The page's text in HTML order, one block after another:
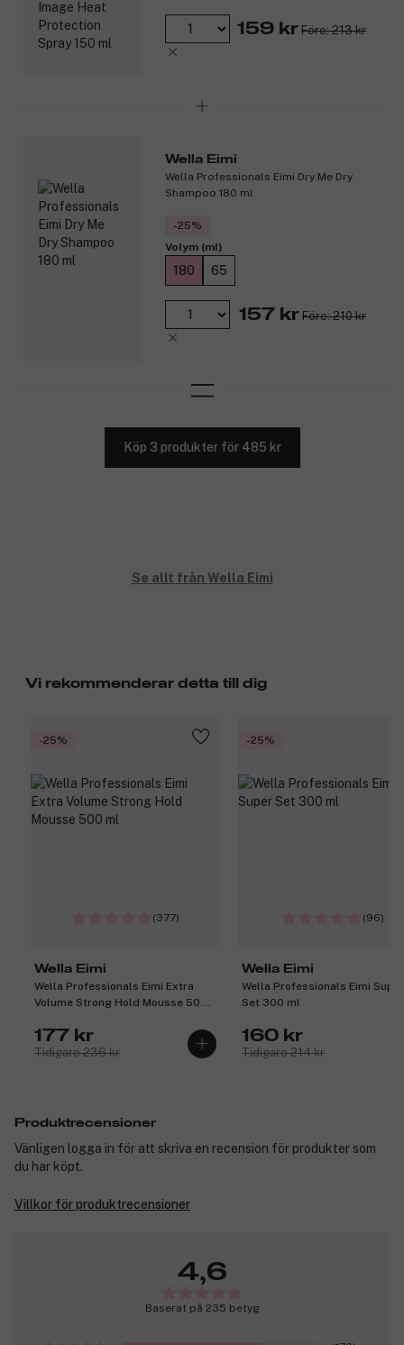
159 kr Före: 213 kr
Wella Eimi
Wella Professionals Eimi Dry Me Dry
Shampoo 180 ml
-25%
Volym (ml)
180 65
157 kr Före: 210 kr
Köp 3 produkter för 485 kr
Se allt från Wella Eimi
Vi rekommenderar detta till dig
-25%
(377)
Wella Eimi
Wella Professionals Eimi Extra
Volume Strong Hold Mousse 500
177 kr
Tidigare 236 kr
-25%
(96)
Wella Eimi
Wella Professionals Eimi Super
Set 300 ml
160 kr
Tidigare 214 kr
Produktrecensioner
Vänligen logga in för att skriva en recension för produkter som
du har köpt.
Villkor för produktrecensioner
4,6
Baserat på 235 betyg